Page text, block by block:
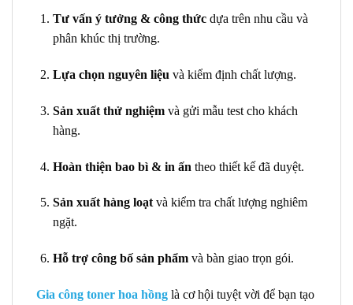
Tư vấn ý tưởng & công thứcdựa trên nhu cầu và
phân khúc thị trường.
Lựa chọn nguyên liệu và kiểm định chất lượng.
Sản xuất thử nghiệmvà gửi mẫu test cho khách
hàng.
Hoàn thiện bao bì & in ấn theo thiết kế đã duyệt.
Sản xuất hàng loạtvà kiểm tra chất lượng nghiêm
ngặt.
Hỗ trợ công bố sản phẩmvà bàn giao trọn gói.
Gia công toner hoa hồng là cơ hội tuyệt vời để bạn tạo